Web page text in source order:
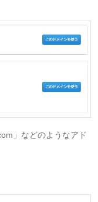
」などのようなアド